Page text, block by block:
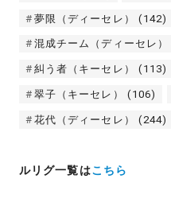
夢限（ディーセレ） (142)
混成チーム（ディーセレ）
糾う者（キーセレ） (113)
翠子（キーセレ） (106)
花代（ディーセレ） (244)
ルリグ一覧はこちら